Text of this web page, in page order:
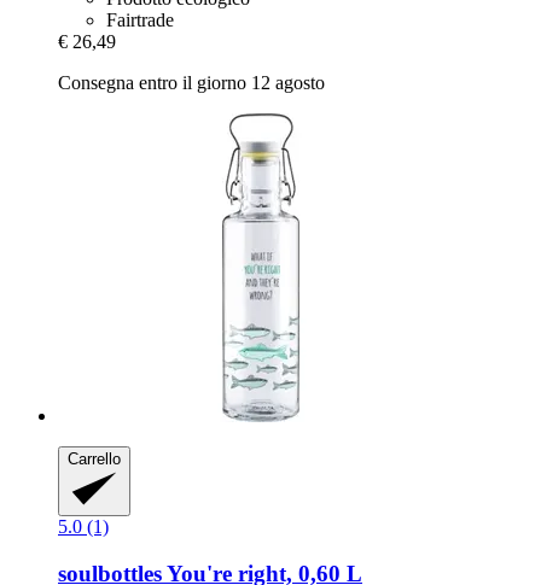
Fairtrade
€ 26,49
Consegna entro il giorno 12 agosto
Carrello
5.0 (1)
soulbottlesYou're right, 0,60 L